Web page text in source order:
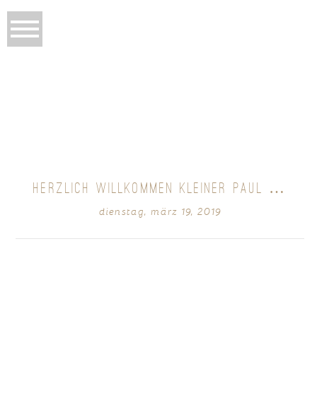
HERZLICH WILLKOMMEN KLEINER PAUL …
dienstag, märz 19, 2019